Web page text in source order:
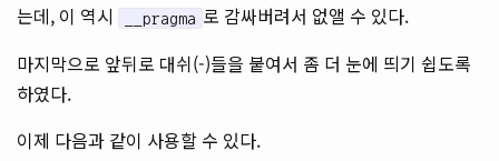
는데, 이 역시
__pragma 로 감싸버려서 없앨 수 있다.
마지막으로 앞뒤로 대쉬(-)들을 붙여서 좀 더 눈에 띄기 쉽도록
하였다.
이제 다음과 같이 사용할 수 있다.